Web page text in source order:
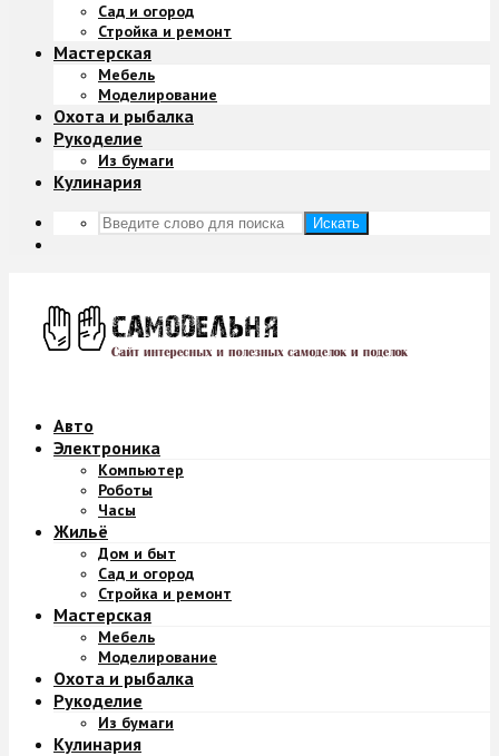
Сад и огород
Стройка и ремонт
Мастерская
Мебель
Моделирование
Охота и рыбалка
Рукоделие
Из бумаги
Кулинария
Искать
Авто
Электроника
Компьютер
Роботы
Часы
Жильё
Дом и быт
Сад и огород
Стройка и ремонт
Мастерская
Мебель
Моделирование
Охота и рыбалка
Рукоделие
Из бумаги
Кулинария